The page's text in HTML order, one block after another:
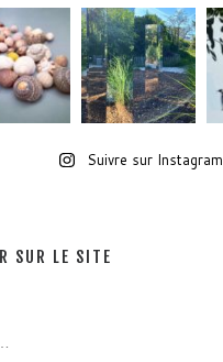
Suivre sur Instagram
SUR LE SITE